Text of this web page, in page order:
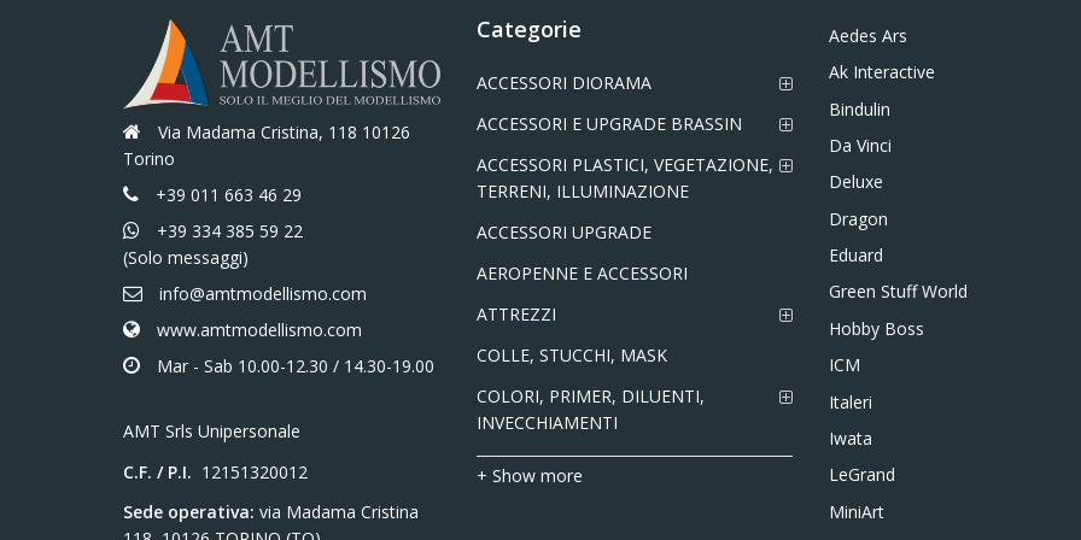
Via Madama Cristina, 118 10126
Torino
+39 011 663 46 29
+39 334 385 59 22
(Solo messaggi)
info@amtmodellismo.com
www.amtmodellismo.com
Mar - Sab 10.00-12.30 / 14.30-19.00
AMT Srls Unipersonale
C.F. / P.I. 12151320012
Sede operativa: via Madama Cristina
Categorie
ACCESSORI DIORAMA
ACCESSORI E UPGRADE BRASSIN
ACCESSORI PLASTICI, VEGETAZIONE,
TERRENI, ILLUMINAZIONE
ACCESSORI UPGRADE
AEROPENNE E ACCESSORI
ATTREZZI
COLLE, STUCCHI, MASK
COLORI, PRIMER, DILUENTI,
INVECCHIAMENTI
+ Show more
Aedes Ars
Ak Interactive
Bindulin
Da Vinci
Deluxe
Dragon
Eduard
Green Stuff World
Hobby Boss
ICM
Italeri
Iwata
LeGrand
MiniArt